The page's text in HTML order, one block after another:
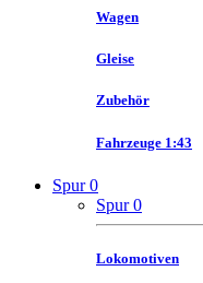
Wagen
Gleise
Zubehör
Fahrzeuge 1:43
Spur 0
Spur 0
Lokomotiven